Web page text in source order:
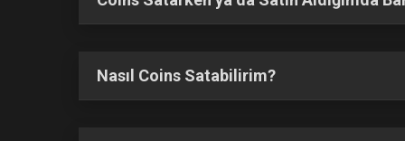
Nasıl Coins Satabilirim?